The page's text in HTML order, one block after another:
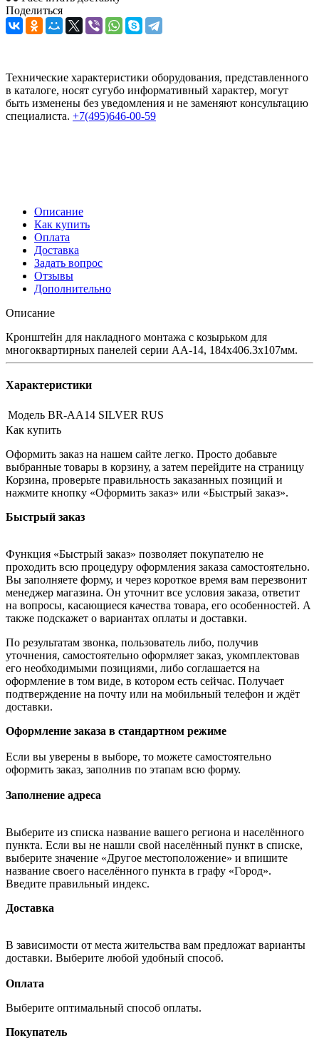
Поделиться
Технические характеристики оборудования, представленного
в каталоге, носят сугубо информативный характер, могут
быть изменены без уведомления и не заменяют консультацию
специалиста. +7(495)646-00-59
Описание
Как купить
Оплата
Доставка
Задать вопрос
Отзывы
Дополнительно
Описание
Кронштейн для накладного монтажа с козырьком для
многоквартирных панелей серии AА-14, 184x406.3x107мм.
Характеристики
Модель BR-AA14 SILVER RUS
Как купить
Оформить заказ на нашем сайте легко. Просто добавьте
выбранные товары в корзину, а затем перейдите на страницу
Корзина, проверьте правильность заказанных позиций и
нажмите кнопку «Оформить заказ» или «Быстрый заказ».
Быстрый заказ
Функция «Быстрый заказ» позволяет покупателю не
проходить всю процедуру оформления заказа самостоятельно.
Вы заполняете форму, и через короткое время вам перезвонит
менеджер магазина. Он уточнит все условия заказа, ответит
на вопросы, касающиеся качества товара, его особенностей. А
также подскажет о вариантах оплаты и доставки.
По результатам звонка, пользователь либо, получив
уточнения, самостоятельно оформляет заказ, укомплектовав
его необходимыми позициями, либо соглашается на
оформление в том виде, в котором есть сейчас. Получает
подтверждение на почту или на мобильный телефон и ждёт
доставки.
Оформление заказа в стандартном режиме
Если вы уверены в выборе, то можете самостоятельно
оформить заказ, заполнив по этапам всю форму.
Заполнение адреса
Выберите из списка название вашего региона и населённого
пункта. Если вы не нашли свой населённый пункт в списке,
выберите значение «Другое местоположение» и впишите
название своего населённого пункта в графу «Город».
Введите правильный индекс.
Доставка
В зависимости от места жительства вам предложат варианты
доставки. Выберите любой удобный способ.
Оплата
Выберите оптимальный способ оплаты.
Покупатель